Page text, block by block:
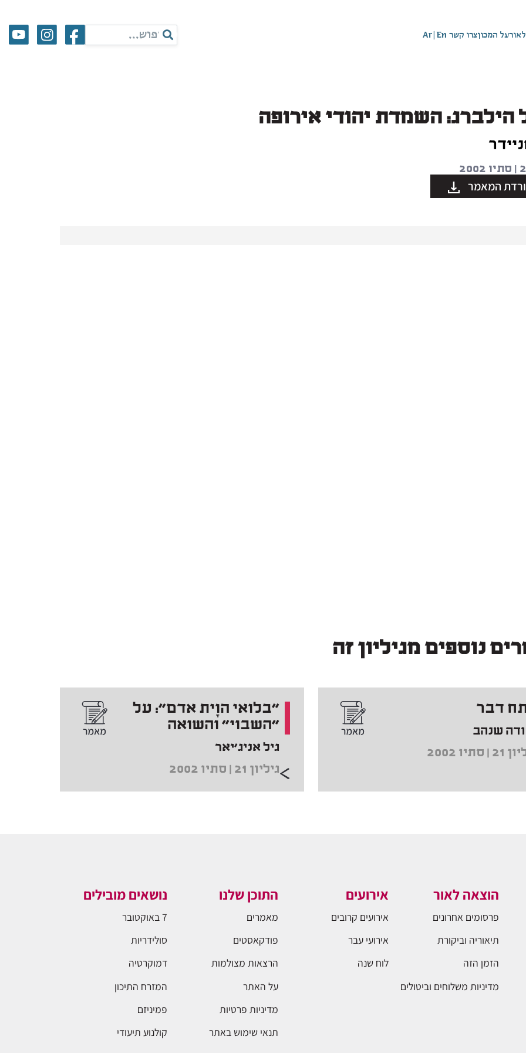
על המכוןצרו קשר En
|
Ar
הילברג: השמדת יהודי אירופה
המאמר
נוספים מגיליון זה
דבר
שנהב
| סתיו 2002
"בלואי הוָית אדם": על
"השבוי" והשואה
גיל אניג'יאר
גיליון 21 | סתיו 2002
הוצאה לאור
פרסומים אחרונים
תיאוריה וביקורת
הזמן הזה
מדיניות משלוחים וביטולים
אירועים
אירועים קרובים
אירועי עבר
לוח שנה
התוכן שלנו
מאמרים
פודקאסטים
הרצאות מצולמות
על האתר
מדיניות פרטיות
תנאי שימוש באתר
נושאים מובילים
7 באוקטובר
סולידריות
דמוקרטיה
המזרח התיכון
פמיניזם
קולנוע תיעודי